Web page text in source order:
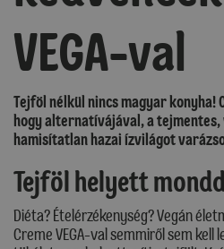
VEGA-val
Tejföl nélkül nincs magyar konyha!
hogy alternatívájával, a tejmentes,
hamisítatlan hazai ízvilágot
Tejföl helyett
Diéta? Ételérzékenység? Vegán
Creme VEGA-val semmiről sem kell